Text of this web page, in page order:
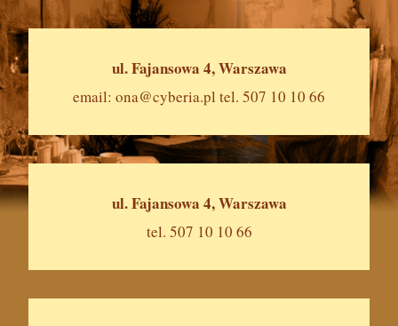
ul. Fajansowa 4, Warszawa
email: ona@cyberia.pl tel. 507 10 10 66
ul. Fajansowa 4, Warszawa
tel. 507 10 10 66